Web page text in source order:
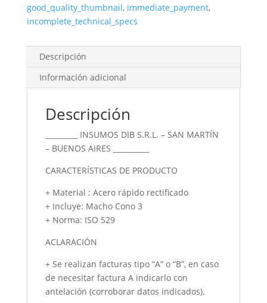
good_quality_thumbnail, immediate_payment,
incomplete_technical_specs
Descripción
Información adicional
Descripción
_________ INSUMOS DIB S.R.L. – SAN MARTÍN
– BUENOS AIRES __________
CARACTERÍSTICAS DE PRODUCTO
+ Material : Acero rápido rectificado
+ Incluye: Macho Cono 3
+ Norma: ISO 529
ACLARACIÓN
+ Se realizan facturas tipo “A” o “B”, en caso
de necesitar factura A indicarlo con
antelación (corroborar datos indicados).